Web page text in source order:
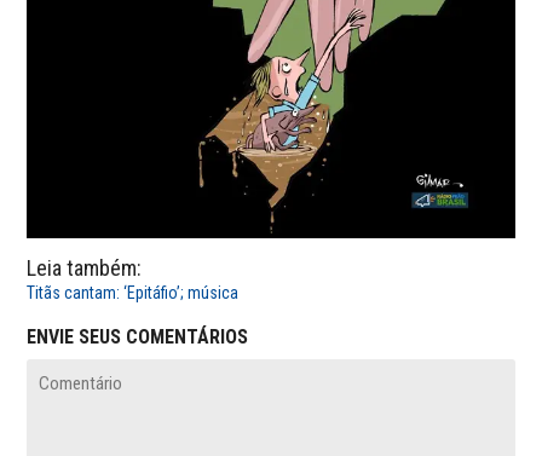
Leia também:
Titãs cantam: ‘Epitáfio’; música
ENVIE SEUS COMENTÁRIOS